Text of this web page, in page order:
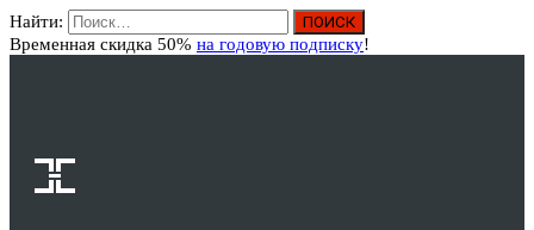
Найти:
Временная скидка 50% на годовую подписку!